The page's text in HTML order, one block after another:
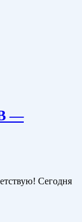
—
Сегодня